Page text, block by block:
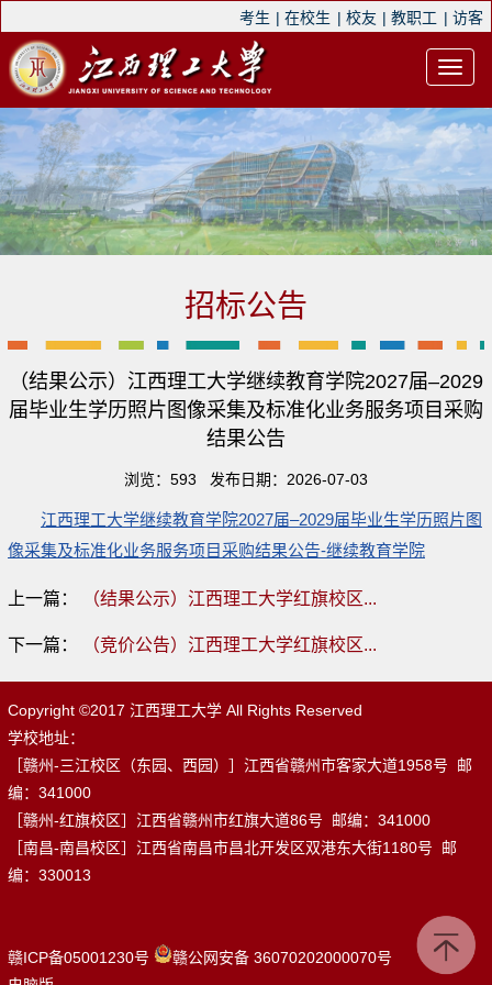
考生 | 在校生 | 校友 | 教职工 | 访客
招标公告
（结果公示）江西理工大学继续教育学院2027届–2029
届毕业生学历照片图像采集及标准化业务服务项目采购
结果公告
浏览： 593 发布日期：2026-07-03
江西理工大学继续教育学院2027届–2029届毕业生学历照片图
像采集及标准化业务服务项目采购结果公告-继续教育学院
上一篇： （结果公示）江西理工大学红旗校区...
下一篇： （竞价公告）江西理工大学红旗校区...
Copyright ©2017 江西理工大学 All Rights Reserved
学校地址：
［赣州-三江校区（东园、西园）］江西省赣州市客家大道1958号 邮
编：341000
［赣州-红旗校区］江西省赣州市红旗大道86号 邮编：341000
［南昌-南昌校区］江西省南昌市昌北开发区双港东大街1180号 邮
编：330013
赣ICP备05001230号
赣公网安备 36070202000070号